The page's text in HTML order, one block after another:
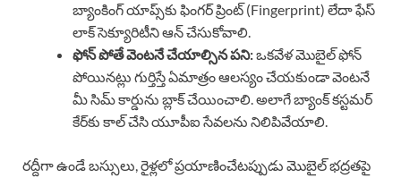
బ్యాంకింగ్ యాప్స్‌కు ఫింగర్ ప్రింట్ (Fingerprint) లేదా ఫేస్
లాక్ సెక్యూరిటీని ఆన్ చేసుకోవాలి.
ఫోన్ పోతే వెంటనే చేయాల్సిన పని:ఒకవేళ మొబైల్ ఫోన్
పోయినట్లు గుర్తిస్తే ఏమాత్రం ఆలస్యం చేయకుండా వెంటనే
మీ సిమ్ కార్డును బ్లాక్ చేయించాలి. అలాగే బ్యాంక్ కస్టమర్
కేర్‌కు కాల్ చేసి యూపీఐ సేవలను నిలిపివేయాలి.
రద్దీగా ఉండే బస్సులు, రైళ్లలో ప్రయాణించేటప్పుడు మొబైల్ భద్రతపై